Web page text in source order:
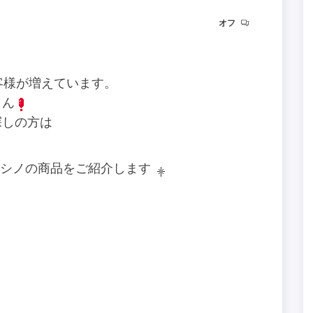
オフ
が増えています。
の方は
ノの商品をご紹介します